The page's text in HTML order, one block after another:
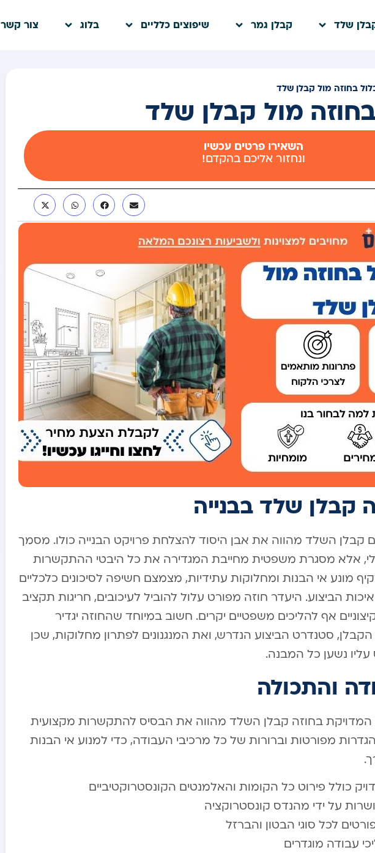
שלד קבלן גמר שיפוצים כלליים בלוג צור קשר
בחוזה מול קבלן שלד
מול קבלן שלד
השאירו פרטים עכשיו
ונחזור אליכם בהקדם!
קבלן שלד בבנייה
קבלן השלד מהווה את אבן היסוד להצלחת פרויקט הבנייה כולו. מסמך
אלא מסגרת משפטית מחייבת המגדירה את כל היבטי ההתקשרות
מונע אי הבנות ומחלוקות עתידיות, מצמצם חשיפה לסיכונים כלכליים
הביצוע. היעדר חוזה מפורט עלול להוביל לעיכובים, חריגות תקציב
אף להליכים משפטיים יקרים. חשוב במיוחד שהחוזה יגדיר
סטנדרט הביצוע הנדרש, ואת המנגנונים לפתרון מחלוקות, שכן
נשען כל המבנה.
והתכולה
בחוזה קבלן השלד מהווה את הבסיס להתקשרות מקצועית
מפורטות וברורות של כל מרכיבי העבודה, כדי למנוע אי הבנות
כולל פירוט כל הקומות והאלמנטים הקונסטרוקטיביים
על ידי מהנדס קונסטרוקציה
לכל סוגי הבטון והברזל
עבודה מוגדרים